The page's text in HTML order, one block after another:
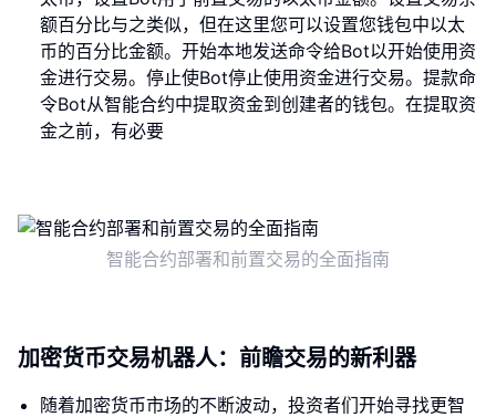
额百分比与之类似，但在这里您可以设置您钱包中以太
币的百分比金额。开始本地发送命令给Bot以开始使用资
金进行交易。停止使Bot停止使用资金进行交易。提款命
令Bot从智能合约中提取资金到创建者的钱包。在提取资
金之前，有必要
智能合约部署和前置交易的全面指南
加密货币交易机器人：前瞻交易的新利器
随着加密货币市场的不断波动，投资者们开始寻找更智